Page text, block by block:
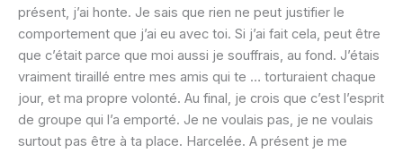
présent, j’ai honte. Je sais que rien ne peut justifier le
comportement que j’ai eu avec toi. Si j’ai fait cela, peut être
que c’était parce que moi aussi je souffrais, au fond. J’étais
vraiment tiraillé entre mes amis qui te … torturaient chaque
jour, et ma propre volonté. Au final, je crois que c’est l’esprit
de groupe qui l’a emporté. Je ne voulais pas, je ne voulais
surtout pas être à ta place. Harcelée. A présent je me